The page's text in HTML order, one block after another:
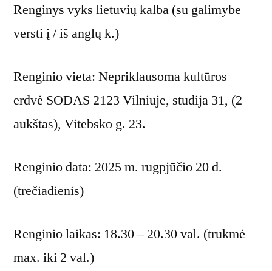
Renginys vyks lietuvių kalba (su galimybe
versti į / iš anglų k.)
Renginio vieta: Nepriklausoma kultūros
erdvė SODAS 2123 Vilniuje, studija 31, (2
aukštas), Vitebsko g. 23.
Renginio data: 2025 m. rugpjūčio 20 d.
(trečiadienis)
Renginio laikas: 18.30 – 20.30 val. (trukmė
max. iki 2 val.)